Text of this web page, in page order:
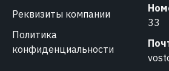
Реквизиты компании
Политика
конфиденциальности
33